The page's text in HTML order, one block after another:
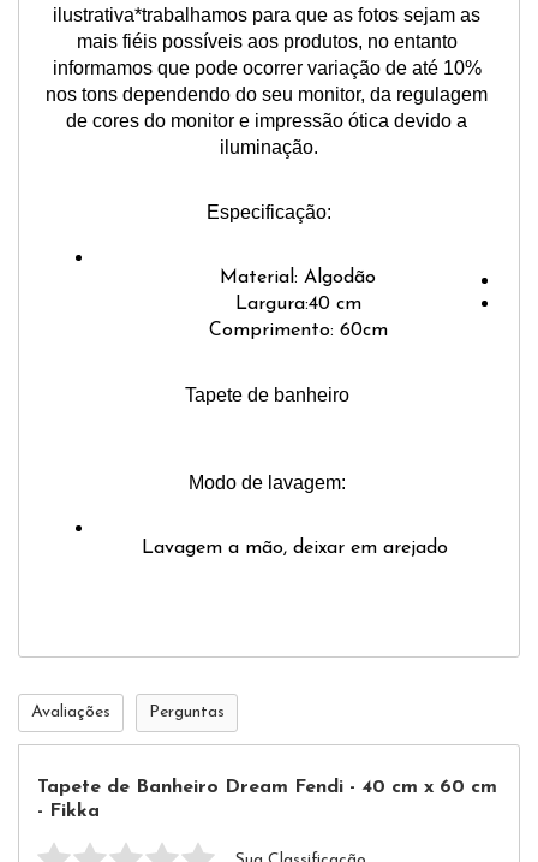
ilustrativa*trabalhamos para que as fotos sejam as
mais fiéis possíveis aos produtos, no entanto
informamos que pode ocorrer variação de até 10%
nos tons dependendo do seu monitor, da regulagem
de cores do monitor e impressão ótica devido a
iluminação.
Especificação:
Material: Algodão
Largura:40 cm
Comprimento: 60cm
Tapete de banheiro
Modo de lavagem:
Lavagem a mão, deixar em arejado
Avaliações Perguntas
Tapete de Banheiro Dream Fendi - 40 cm x 60 cm
- Fikka